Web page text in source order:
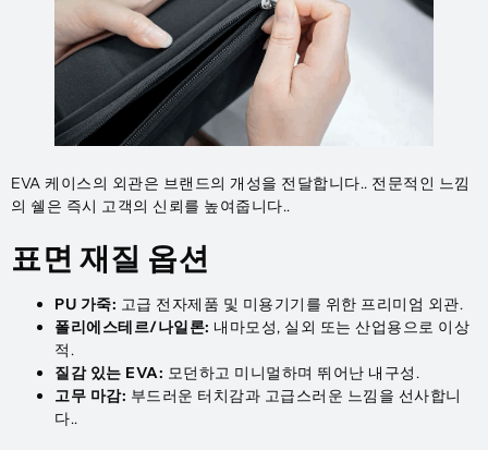
EVA 케이스의 외관은 브랜드의 개성을 전달합니다.. 전문적인 느낌
의 쉘은 즉시 고객의 신뢰를 높여줍니다..
표면 재질 옵션
PU 가죽: 고급 전자제품 및 미용기기를 위한 프리미엄 외관.
폴리에스테르/나일론: 내마모성, 실외 또는 산업용으로 이상
적.
질감 있는 EVA: 모던하고 미니멀하며 뛰어난 내구성.
고무 마감: 부드러운 터치감과 고급스러운 느낌을 선사합니
다..